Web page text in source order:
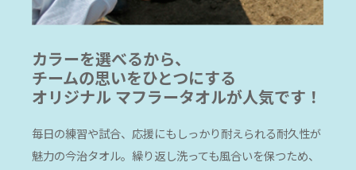
カラーを選べるから、
チームの思いをひとつにする
オリジナル マフラータオルが人気です！
毎日の練習や試合、応援にもしっかり耐えられる耐久性が
魅力の今治タオル。繰り返し洗っても風合いを保つため、